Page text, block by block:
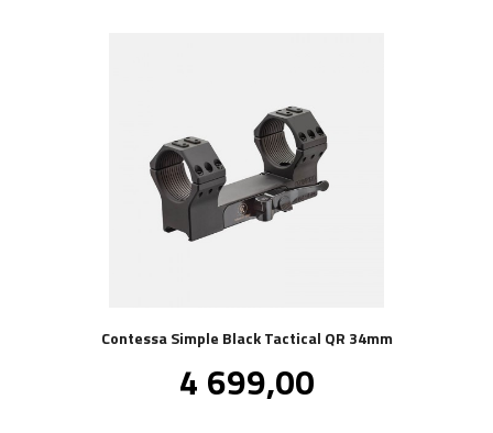
Contessa Simple Black Tactical QR 34mm
Pris
4 699,00mva.